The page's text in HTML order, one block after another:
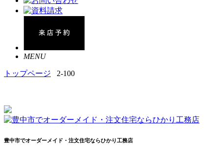
MENU
トップページ 2-100
豊中市でオーダーメイド・注文住宅ならひかり工務店